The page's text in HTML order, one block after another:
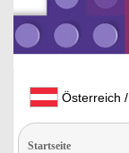
Österreich
Startseite